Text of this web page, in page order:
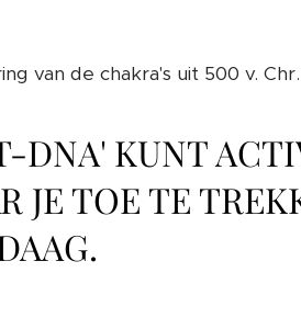
van de chakra's uit 500 v.
DNA' KUNT
JE TOE TE